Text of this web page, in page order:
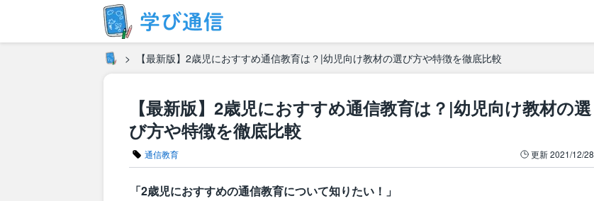
【最新版】2歳児におすすめ通信教育は？|幼児向け教材の選び方や特徴を徹底比較
【最新版】2歳児におすすめ通信教育は？|幼児向け教材の選
び方や特徴を徹底比較
通信教育 更新2021/12/28
「2歳児におすすめの通信教育について知りたい！」